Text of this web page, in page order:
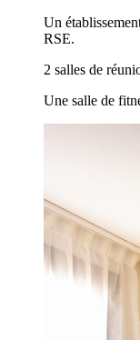
Un
RSE.
2 salles de
Une salle de